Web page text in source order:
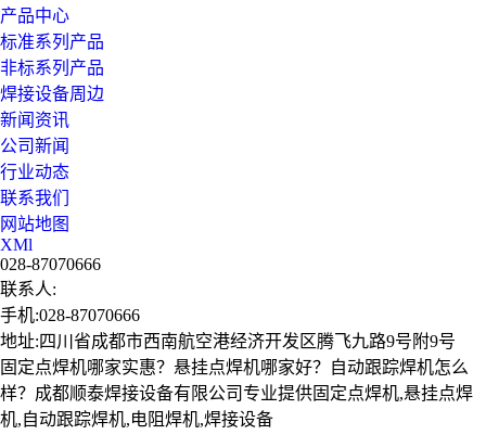
产品中心
标准系列产品
非标系列产品
焊接设备周边
新闻资讯
公司新闻
行业动态
联系我们
网站地图
XMl
028-87070666
联系人:
手机:028-87070666
地址:四川省成都市西南航空港经济开发区腾飞九路9号附9号
固定点焊机哪家实惠？悬挂点焊机哪家好？自动跟踪焊机怎么
样？成都顺泰焊接设备有限公司专业提供固定点焊机,悬挂点焊
机,自动跟踪焊机,电阻焊机,焊接设备